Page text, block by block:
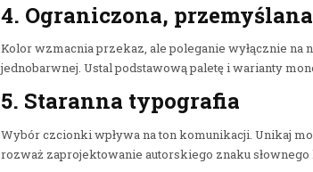
4. Ograniczona,
Kolor wzmacnia przekaz, ale poleganie wyłącznie
jednobarwnej. Ustal podstawową paletę i warianty
5. Staranna typografia
Wybór czcionki wpływa na ton komunikacji. Unikaj
rozważ zaprojektowanie autorskiego znaku